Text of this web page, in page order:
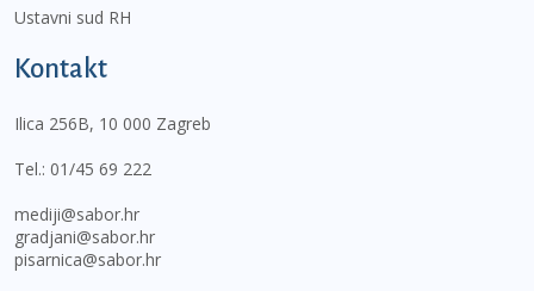
Ustavni sud RH
Kontakt
Ilica 256B, 10 000 Zagreb
Tel.: 01/45 69 222
mediji@sabor.hr
gradjani@sabor.hr
pisarnica@sabor.hr